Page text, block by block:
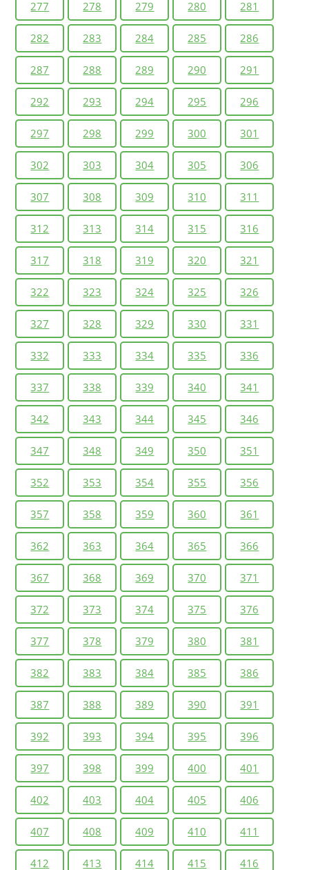
277 278 279 280 281
282 283 284 285 286
287 288 289 290 291
292 293 294 295 296
297 298 299 300 301
302 303 304 305 306
307 308 309 310 311
312 313 314 315 316
317 318 319 320 321
322 323 324 325 326
327 328 329 330 331
332 333 334 335 336
337 338 339 340 341
342 343 344 345 346
347 348 349 350 351
352 353 354 355 356
357 358 359 360 361
362 363 364 365 366
367 368 369 370 371
372 373 374 375 376
377 378 379 380 381
382 383 384 385 386
387 388 389 390 391
392 393 394 395 396
397 398 399 400 401
402 403 404 405 406
407 408 409 410 411
412 413 414 415 416